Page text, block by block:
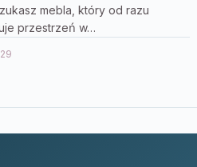
mebla, który od razu
przestrzeń w…